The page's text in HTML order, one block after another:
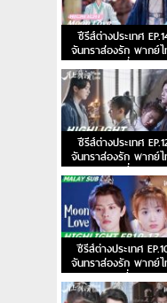
ซีรีส์ต่างประเทศ
จันทราส่องรัก พากย์
ตอนที่ 14
ซีรีส์ต่างประเทศ
จันทราส่องรัก พากย์
ตอนที่ 12
ซีรีส์ต่างประเทศ
จันทราส่องรัก พากย์
ตอนที่ 10